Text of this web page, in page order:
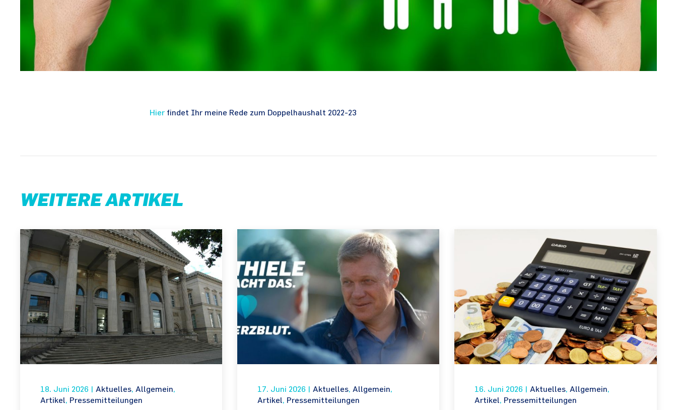
Hier findet Ihr meine Rede zum Doppelhaushalt 2022-23
WEITERE ARTIKEL
18. Juni 2026 Aktuelles, Allgemein,
Artikel, Pressemitteilungen
17. Juni 2026 Aktuelles, Allgemein,
Artikel, Pressemitteilungen
16. Juni 2026 Aktuelles, Allgemein,
Artikel, Pressemitteilungen